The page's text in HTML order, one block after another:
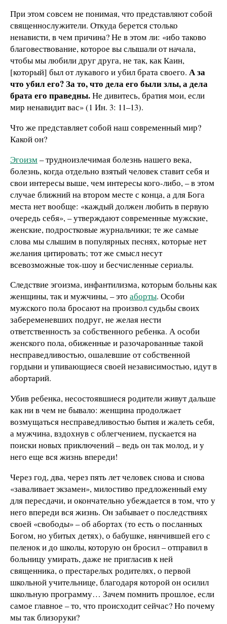
При этом совсем не понимая, что представляют собой
священнослужители. Откуда берется столько
ненависти, в чем причина? Не в этом ли: «ибо таково
благовествование, которое вы слышали от начала,
чтобы мы любили друг друга, не так, как Каин,
[который] был от лукавого и убил брата своего. А за
что убил его? За то, что дела его были злы, а дела
брата его праведны.Не дивитесь, братия мои, если
мир ненавидит вас» (1 Ин. 3: 11–13).
Что же представляет собой наш современный мир?
Какой он?
Эгоизм– трудноизлечимая болезнь нашего века,
болезнь, когда отдельно взятый человек ставит себя и
свои интересы выше, чем интересы кого-либо, – в этом
случае ближний на втором месте с конца, а для Бога
места нет вообще: «каждый должен любить в первую
очередь себя», – утверждают современные мужские,
женские, подростковые журнальчики; те же самые
слова мы слышим в популярных песнях, которые нет
желания цитировать; тот же смысл несут
всевозможные ток-шоу и бесчисленные сериалы.
Следствие эгоизма, инфантилизма, которым больны как
женщины, так и мужчины, – это аборты. Особи
мужского пола бросают на произвол судьбы своих
забеременевших подруг, не желая нести
ответственность за собственного ребенка. А особи
женского пола, обиженные и разочарованные такой
несправедливостью, ошалевшие от собственной
гордыни и упивающиеся своей независимостью, идут в
абортарий.
Убив ребенка, несостоявшиеся родители живут дальше
как ни в чем не бывало: женщина продолжает
возмущаться несправедливостью бытия и жалеть себя,
а мужчина, вздохнув с облегчением, пускается на
поиски новых приключений – ведь он так молод, и у
него еще вся жизнь впереди!
Через год, два, через пять лет человек снова и снова
«заваливает экзамен», милостиво предложенный ему
для пересдачи, и окончательно убеждается в том, что у
него впереди вся жизнь. Он забывает о последствиях
своей «свободы» – об абортах (то есть о посланных
Богом, но убитых детях), о бабушке, нянчившей его с
пеленок и до школы, которую он бросил – отправил в
больницу умирать, даже не пригласив к ней
священника, о престарелых родителях, о первой
школьной учительнице, благодаря которой он осилил
школьную программу… Зачем помнить прошлое, если
самое главное – то, что происходит сейчас? Но почему
мы так близоруки?